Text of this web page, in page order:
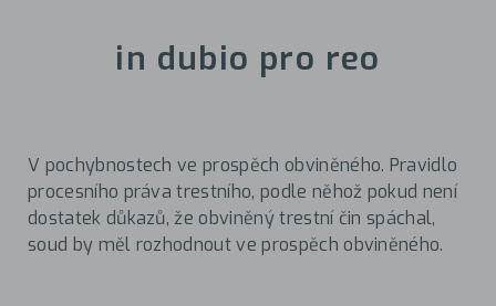
in dubio pro reo
V pochybnostech ve prospěch obviněného. Pravidlo
procesního práva trestního, podle něhož pokud není
dostatek důkazů, že obviněný trestní čin spáchal,
soud by měl rozhodnout ve prospěch obviněného.